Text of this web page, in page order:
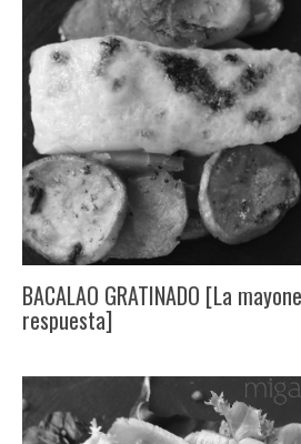
BACALAO GRATINADO [La
respuesta]